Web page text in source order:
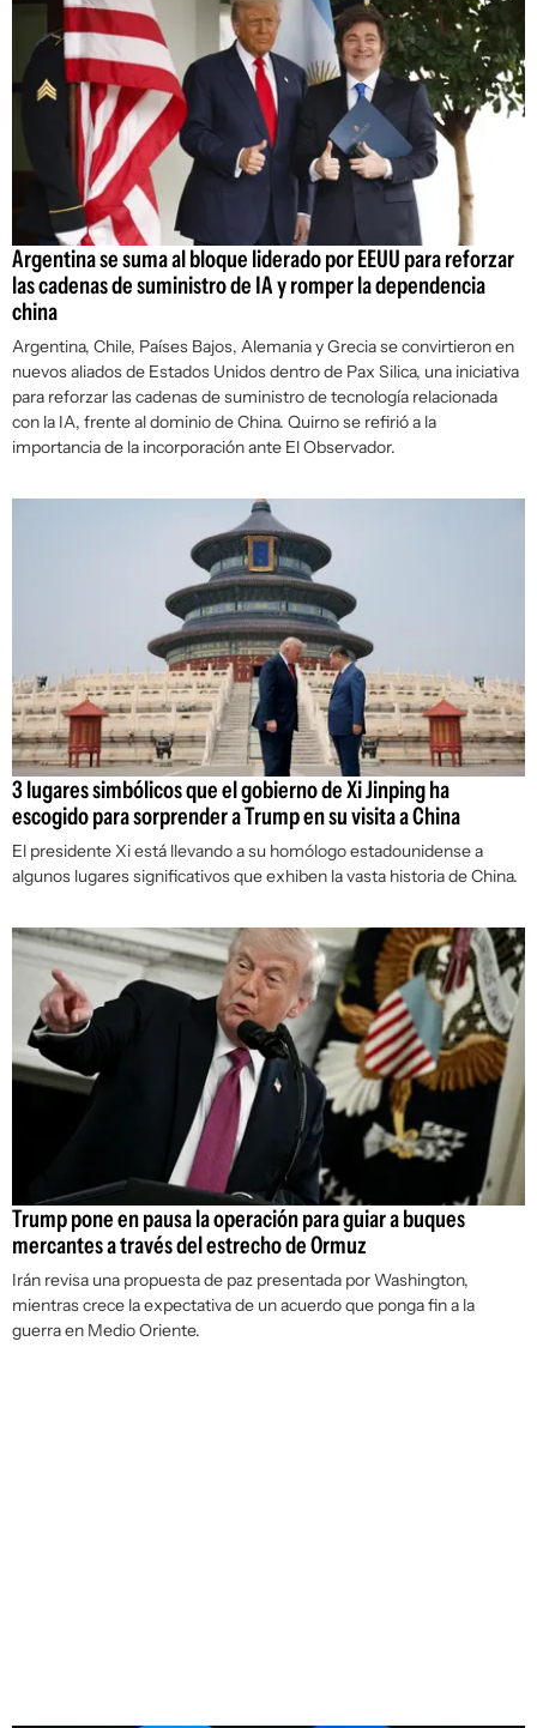
Argentina se suma al bloque liderado por EEUU para reforzar
las cadenas de suministro de IA y romper la dependencia
china
Argentina, Chile, Países Bajos, Alemania y Grecia se convirtieron en
nuevos aliados de Estados Unidos dentro de Pax Silica, una iniciativa
para reforzar las cadenas de suministro de tecnología relacionada
con la IA, frente al dominio de China. Quirno se refirió a la
importancia de la incorporación ante El Observador.
3 lugares simbólicos que el gobierno de Xi Jinping ha
escogido para sorprender a Trump en su visita a China
El presidente Xi está llevando a su homólogo estadounidense a
algunos lugares significativos que exhiben la vasta historia de China.
Trump pone en pausa la operación para guiar a buques
mercantes a través del estrecho de Ormuz
Irán revisa una propuesta de paz presentada por Washington,
mientras crece la expectativa de un acuerdo que ponga fin a la
guerra en Medio Oriente.